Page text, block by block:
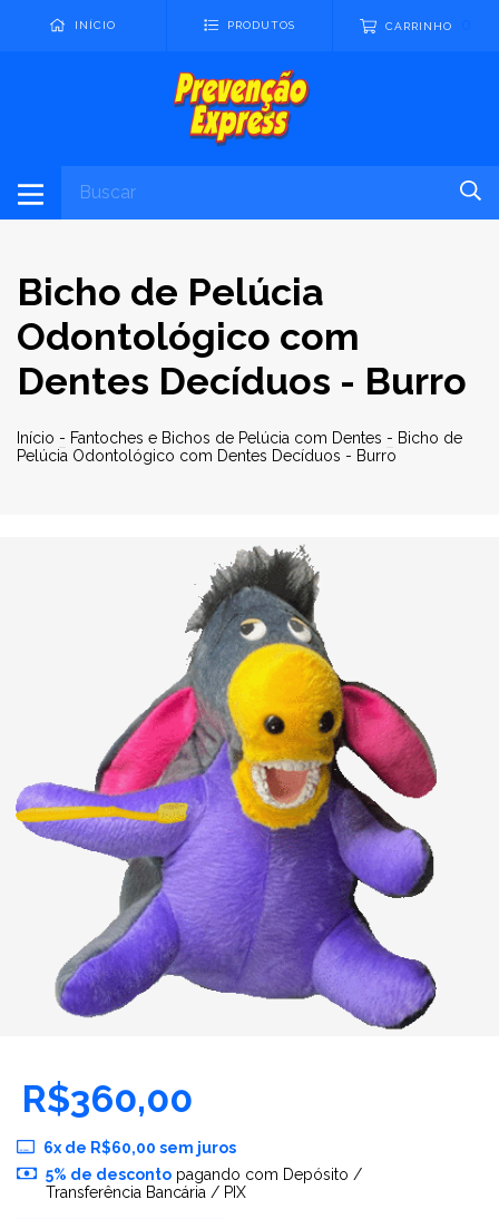
INÍCIO PRODUTOS CARRINHO
Bicho de Pelúcia
Odontológico com
Dentes Decíduos - Burro
Início - Fantoches e Bichos de Pelúcia com Dentes - Bicho de
Pelúcia Odontológico com Dentes Decíduos - Burro
R$360,00
6x de R$60,00 sem juros
5% de descontopagando com Depósito /
Transferência Bancária / PIX